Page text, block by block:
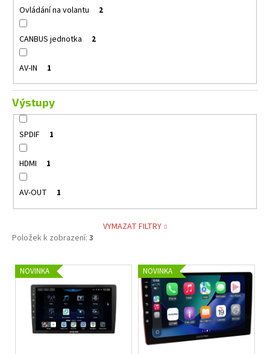
Ovládání na volantu 2
CANBUS jednotka 2
AV-IN 1
Výstupy
SPDIF 1
HDMI 1
AV-OUT 1
VYMAZAT FILTRY
Položek k zobrazení: 3
VNOVINKA NOVINKA